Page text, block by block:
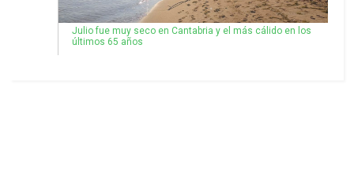
Julio fue muy seco en Cantabria y el más cálido en los
últimos 65 años